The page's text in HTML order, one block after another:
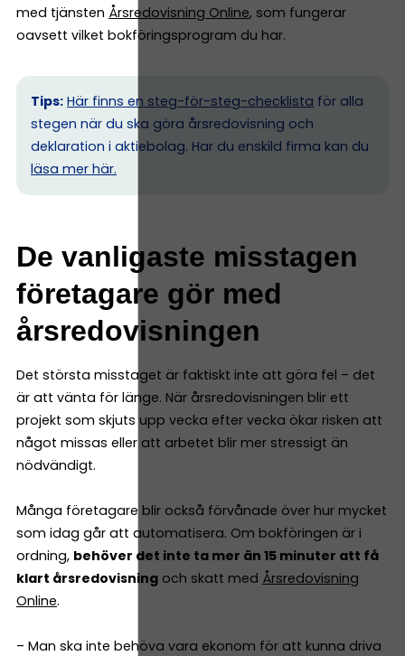
med tjänsten Årsredovisning Online, som fungerar
oavsett vilket bokföringsprogram du har.
Tips: Här finns en steg-för-steg-checklista för alla
stegen när du ska göra årsredovisning och
deklaration i aktiebolag. Har du enskild firma kan du
läsa mer här.
De vanligaste misstagen
företagare gör med
årsredovisningen
Det största misstaget är faktiskt inte att göra fel – det
är att vänta för länge. När årsredovisningen blir ett
projekt som skjuts upp vecka efter vecka ökar risken att
något missas eller att arbetet blir mer stressigt än
nödvändigt.
Många företagare blir också förvånade över hur mycket
som idag går att automatisera. Om bokföringen är i
ordning, behöver det inte ta mer än 15 minuter att få
klart årsredovisning och skatt med Årsredovisning
Online.
– Man ska inte behöva vara ekonom för att kunna driva